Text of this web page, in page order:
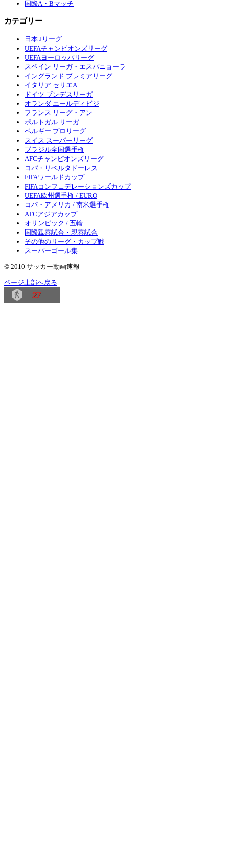
国際A・Bマッチ
カテゴリー
日本 Jリーグ
UEFAチャンピオンズリーグ
UEFAヨーロッパリーグ
スペイン リーガ・エスパニョーラ
イングランド プレミアリーグ
イタリア セリエA
ドイツ ブンデスリーガ
オランダ エールディビジ
フランス リーグ・アン
ポルトガル リーガ
ベルギー プロリーグ
スイス スーパーリーグ
ブラジル全国選手権
AFCチャンピオンズリーグ
コパ・リベルタドーレス
FIFAワールドカップ
FIFAコンフェデレーションズカップ
UEFA欧州選手権 / EURO
コパ・アメリカ / 南米選手権
AFCアジアカップ
オリンピック / 五輪
国際親善試合・親善試合
その他のリーグ・カップ戦
スーパーゴール集
© 2010 サッカー動画速報
ページ上部へ戻る
27